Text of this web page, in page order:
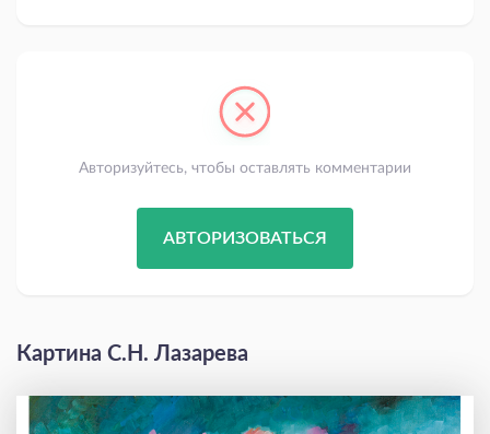
Авторизуйтесь, чтобы оставлять комментарии
АВТОРИЗОВАТЬСЯ
Картина С.Н. Лазарева